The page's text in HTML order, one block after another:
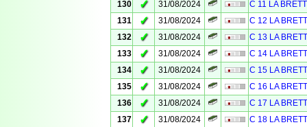
130 ✓ 31/08/2024
C 11 LA
131
✓ 31/08/2024
C 12 LA
132
✓ 31/08/2024
C 13 LA
133
✓ 31/08/2024
C 14 LA
134
✓ 31/08/2024
C 15 LA
135
✓ 31/08/2024
C 16 LA
136
✓ 31/08/2024
C 17 LA
137
✓ 31/08/2024
C 18 LA